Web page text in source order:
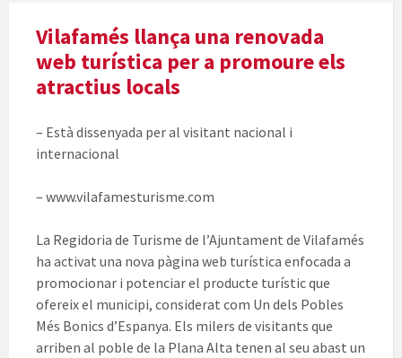
Vilafamés llança una renovada
web turística per a promoure els
atractius locals
– Està dissenyada per al visitant nacional i
internacional
– www.vilafamesturisme.com
La Regidoria de Turisme de l’Ajuntament de Vilafamés
ha activat una nova pàgina web turística enfocada a
promocionar i potenciar el producte turístic que
ofereix el municipi, considerat com Un dels Pobles
Més Bonics d’Espanya. Els milers de visitants que
arriben al poble de la Plana Alta tenen al seu abast un